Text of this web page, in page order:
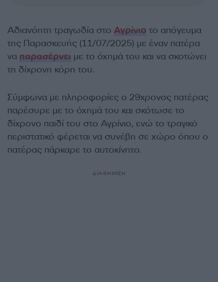
Αδιανόητη τραγωδία στο Αγρίνιο το απόγευμα
της Παρασκευής (11/07/2025) με έναν πατέρα
να παρασέρνει με το όχημά του και να σκοτώνει
τη δίχρονη κόρη του.
Σύμφωνα με πληροφορίες ο 29χρονος πατέρας
παρέσυρε με το όχημά του και σκότωσε το
δίχρονο παιδί του στο Αγρίνιο, ενώ το τραγικό
περιστατικό φέρεται να συνέβη σε χώρο όπου ο
πατέρας πάρκαρε το αυτοκίνητο.
ΔΙΑΦΗΜΙΣΗ